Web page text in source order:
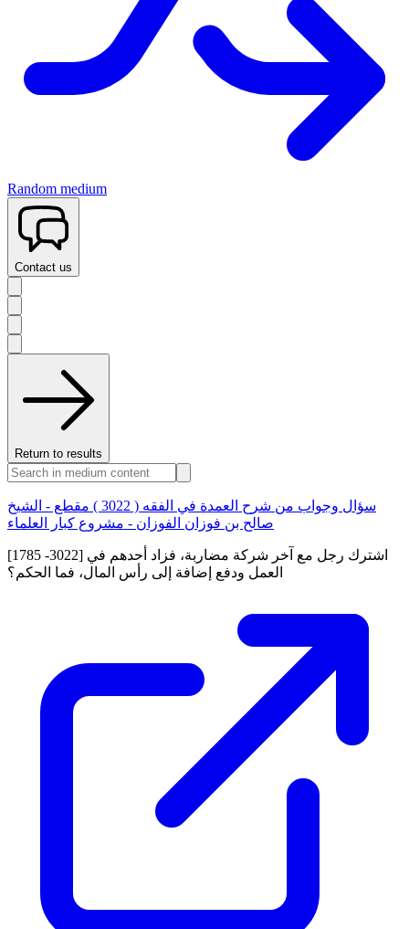
Random medium
Contact us
Return to results
سؤال وجواب من شرح العمدة في الفقه ( 3022 ) مقطع - الشيخ
صالح بن فوزان الفوزان - مشروع كبار العلماء
[1785 -3022] اشترك رجل مع آخر شركة مضاربة، فزاد أحدهم في
العمل ودفع إضافة إلى رأس المال، فما الحكم؟